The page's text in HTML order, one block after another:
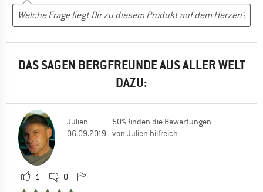
DAS SAGEN BERGFREUNDE AUS ALLER WELT
DAZU:
Julien
06.09.2019
50% finden die Bewertungen
von Julien hilfreich
1 0